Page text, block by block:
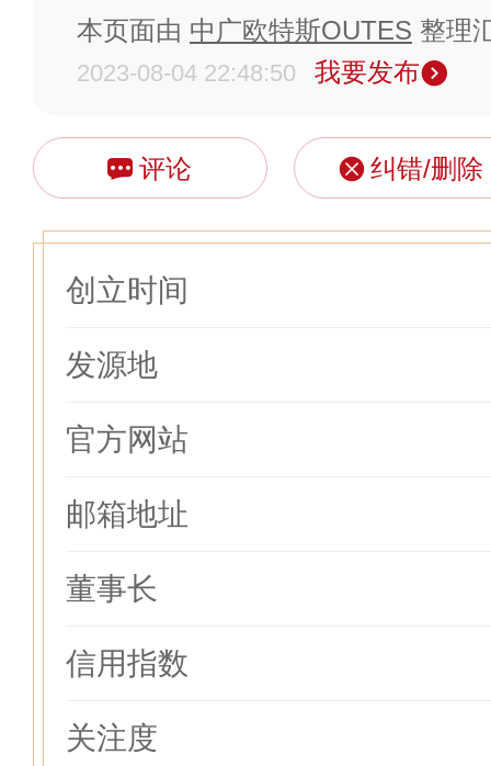
本页面由 中广欧特斯OUTES 整理
2023-08-04 22:48:50 我要发布
评论 纠错/删除
创立时间
发源地
官方网站
邮箱地址
董事长
信用指数
关注度